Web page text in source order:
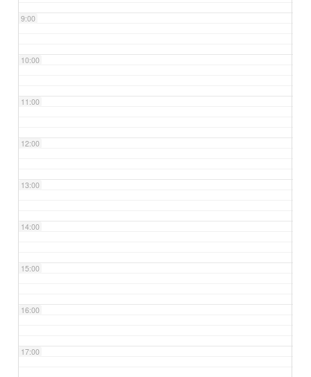
9:00
10:00
11:00
12:00
13:00
14:00
15:00
16:00
17:00